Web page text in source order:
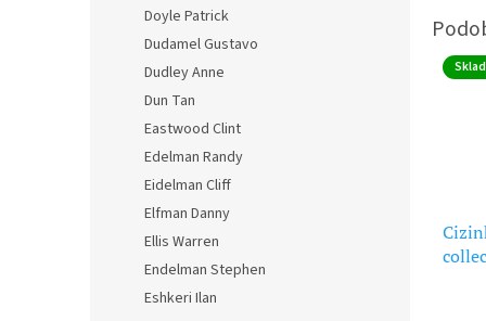
Doyle Patrick
Dudamel Gustavo
Dudley Anne
Dun Tan
Eastwood Clint
Edelman Randy
Eidelman Cliff
Elfman Danny
Ellis Warren
Endelman Stephen
Eshkeri Ilan